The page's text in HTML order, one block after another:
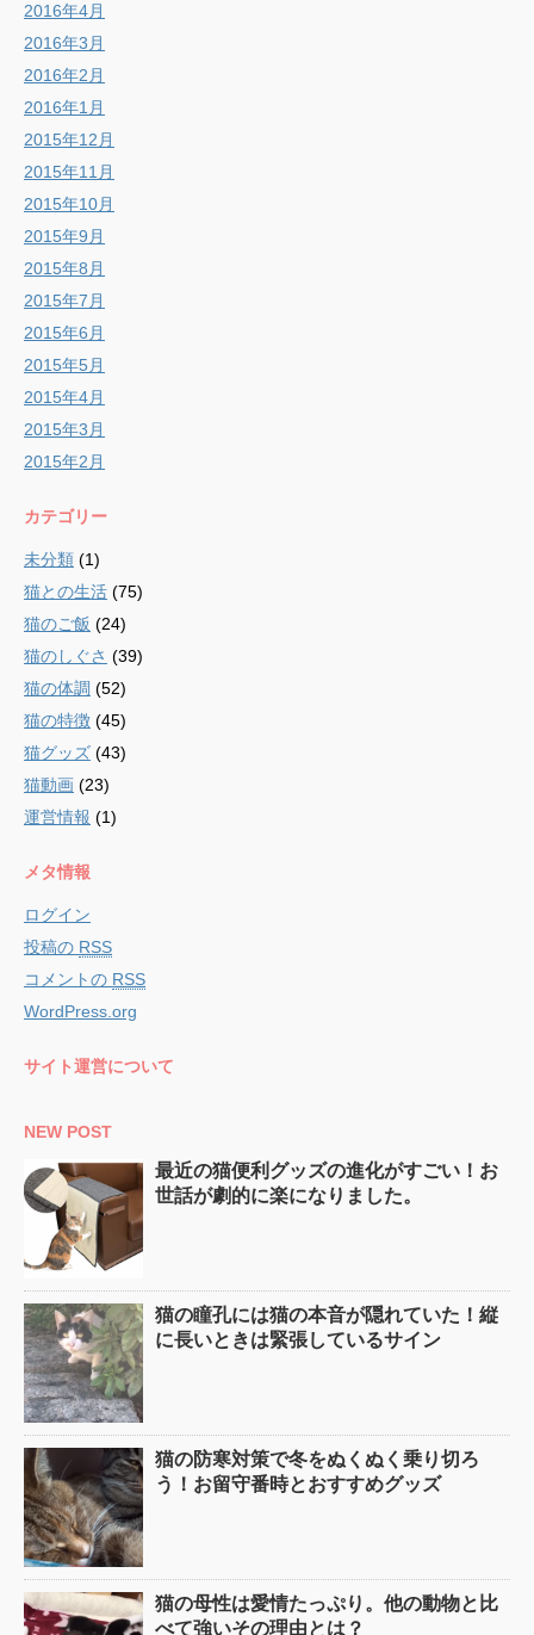
2016年4月
2016年3月
2016年2月
2016年1月
2015年12月
2015年11月
2015年10月
2015年9月
2015年8月
2015年7月
2015年6月
2015年5月
2015年4月
2015年3月
2015年2月
カテゴリー
未分類 (1)
猫との生活 (75)
猫のご飯 (24)
猫のしぐさ (39)
猫の体調 (52)
猫の特徴 (45)
猫グッズ (43)
猫動画 (23)
運営情報 (1)
メタ情報
ログイン
投稿の RSS
コメントの RSS
WordPress.org
サイト運営について
NEW POST
最近の猫便利グッズの進化がすごい！お
世話が劇的に楽になりました。
猫の瞳孔には猫の本音が隠れていた！縦
に長いときは緊張しているサイン
猫の防寒対策で冬をぬくぬく乗り切ろ
う！お留守番時とおすすめグッズ
猫の母性は愛情たっぷり。他の動物と比
べて強いその理由とは？